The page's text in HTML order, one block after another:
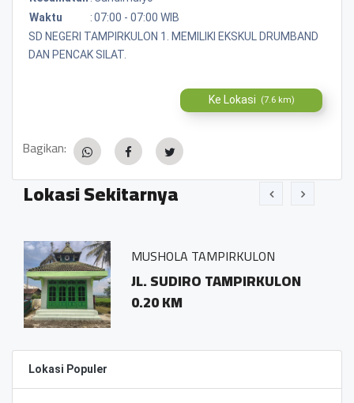
Waktu
:07:00 - 07:00 WIB
SD NEGERI TAMPIRKULON 1. MEMILIKI EKSKUL DRUMBAND
DAN PENCAK SILAT.
Ke Lokasi (7.6 km)
Bagikan:
Lokasi Sekitarnya
MUSHOLA TAMPIRKULON
JL. SUDIRO TAMPIRKULON
0.20 KM
Lokasi Populer